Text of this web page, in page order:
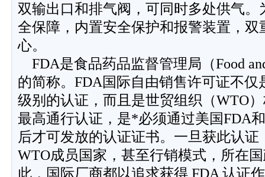
双输出口和排气阀，可同时多处供气
全保障，内置安全保护和报警装置，
心。
FDA是食品药品监督管理局（Food
的简称。FDA国际自由销售许可证不仅
级别的认证，而且是世贸组织（WTO
最高通行认证，是*必须通过美国FDA
后才可发放的认证证书。一旦获此认
WTO成员国家，甚至行销模式，所在
此，国际厂商都以追求获得 FDA 认证